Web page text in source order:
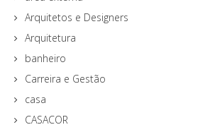
Arquitetos e Designers
Arquitetura
banheiro
Carreira e Gestão
casa
CASACOR